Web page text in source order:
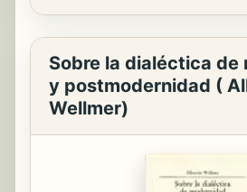
Sobre la dialéctica de
y postmodernidad (
Wellmer)